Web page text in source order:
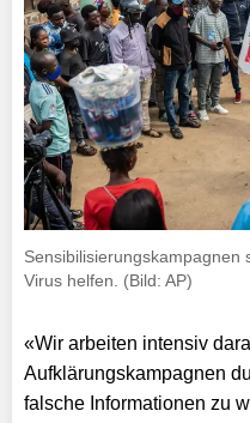
Sensibilisierungskampagnen
Virus helfen. (Bild: AP)
«Wir arbeiten intensiv
Aufklärungskampagnen
falsche Informationen zu